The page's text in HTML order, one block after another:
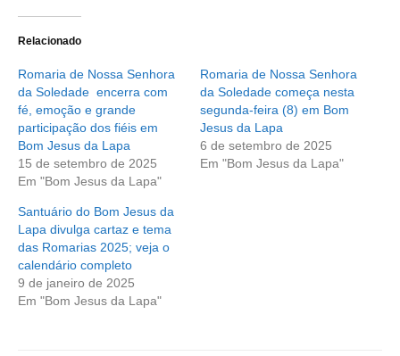
Relacionado
Romaria de Nossa Senhora
da Soledade encerra com
fé, emoção e grande
participação dos fiéis em
Bom Jesus da Lapa
15 de setembro de 2025
Em "Bom Jesus da Lapa"
Romaria de Nossa Senhora
da Soledade começa nesta
segunda-feira (8) em Bom
Jesus da Lapa
6 de setembro de 2025
Em "Bom Jesus da Lapa"
Santuário do Bom Jesus da
Lapa divulga cartaz e tema
das Romarias 2025; veja o
calendário completo
9 de janeiro de 2025
Em "Bom Jesus da Lapa"